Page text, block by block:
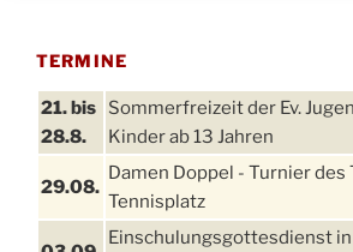
TERMINE
21. bis
28.8.
Sommerfreizeit der Ev.
Kinder ab 13 Jahren
29.08.
Damen Doppel - Turnier des
Tennisplatz
Einschulungsgottesdienst